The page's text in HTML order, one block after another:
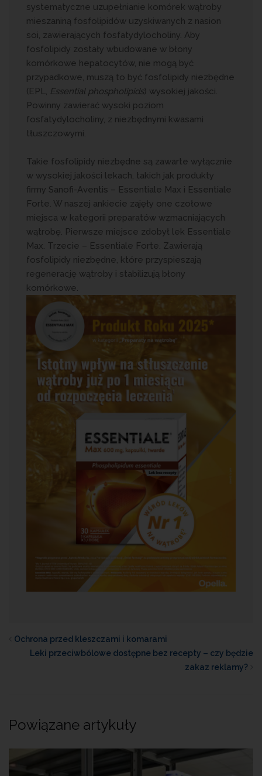
systematyczne uzupełnianie komórek wątroby
mieszaniną fosfolipidów uzyskiwanych z nasion
soi, zawierających fosfatydylocholiny. Aby
fosfolipidy zostały wbudowane w błony
komórkowe hepatocytów, nie mogą być
przypadkowe, muszą to być fosfolipidy niezbędne
(EPL, Essential phospholipids) wysokiej jakości.
Powinny zawierać wysoki poziom
fosfatydylocholiny, z niezbędnymi kwasami
tłuszczowymi.
Takie fosfolipidy niezbędne są zawarte wyłącznie
w wysokiej jakości lekach, takich jak produkty
firmy Sanofi-Aventis – Essentiale Max i Essentiale
Forte. W naszej ankiecie zajęły one czołowe
miejsca w kategorii preparatów wzmacniających
wątrobę. Pierwsze miejsce zdobył lek Essentiale
Max. Trzecie – Essentiale Forte. Zawierają
fosfolipidy niezbędne, które przyspieszają
regenerację wątroby i stabilizują błony
komórkowe.
Ochrona przed kleszczami i komarami
Leki przeciwbólowe dostępne bez recepty – czy będzie
zakaz reklamy?
Powiązane artykuły